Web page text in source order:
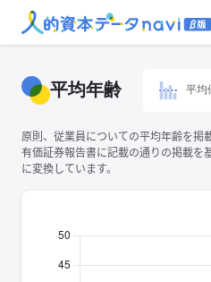
平均年齢 平均
原則、従業員についての平均年齢を掲
有価証券報告書に記載の通りの掲載を
に変換しています。